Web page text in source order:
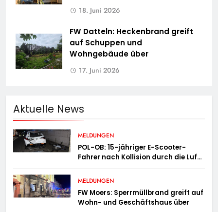
18. Juni 2026
FW Datteln: Heckenbrand greift
auf Schuppen und
Wohngebäude über
17. Juni 2026
Aktuelle News
MELDUNGEN
POL-OB: 15-jähriger E-Scooter-
Fahrer nach Kollision durch die Luft
MELDUNGEN
FW Moers: Sperrmüllbrand greift auf
Wohn- und Geschäftshaus über